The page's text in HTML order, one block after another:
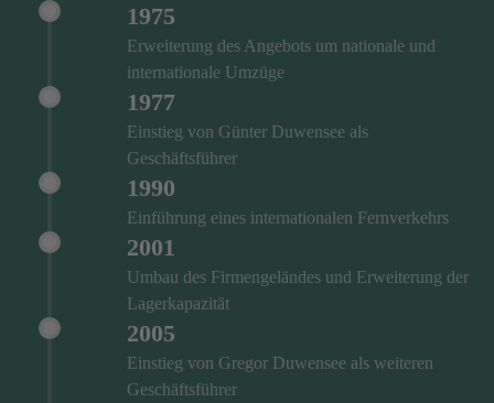
1975
Erweiterung des Angebots um nationale und
internationale Umzüge
1977
Einstieg von Günter Duwensee als
Geschäftsführer
1990
Einführung eines internationalen Fernverkehrs
2001
Umbau des Firmengeländes und Erweiterung der
Lagerkapazität
2005
Einstieg von Gregor Duwensee als weiteren
Geschäftsführer